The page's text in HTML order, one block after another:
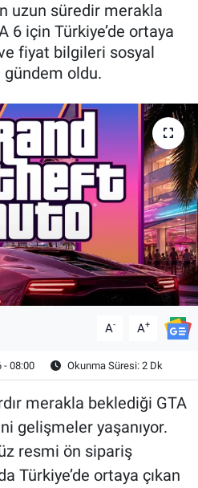
uzun süredir merakla
6 için Türkiye’de ortaya
fiyat bilgileri sosyal
gündem oldu.
A- A+
- 08:00 Okunma Süresi: 2 Dk
merakla beklediği GTA
gelişmeler yaşanıyor.
resmi ön sipariş
Türkiye’de ortaya çıkan